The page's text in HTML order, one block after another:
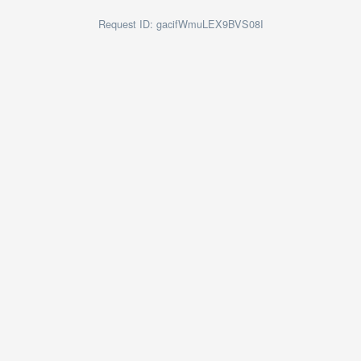
Request ID: gacifWmuLEX9BVS08I